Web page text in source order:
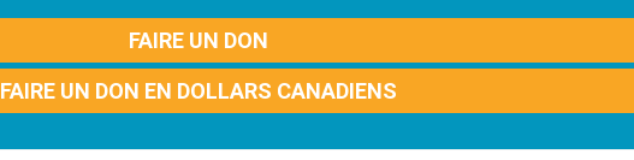
FAIRE UN DON
FAIRE UN DON EN DOLLARS CANADIENS